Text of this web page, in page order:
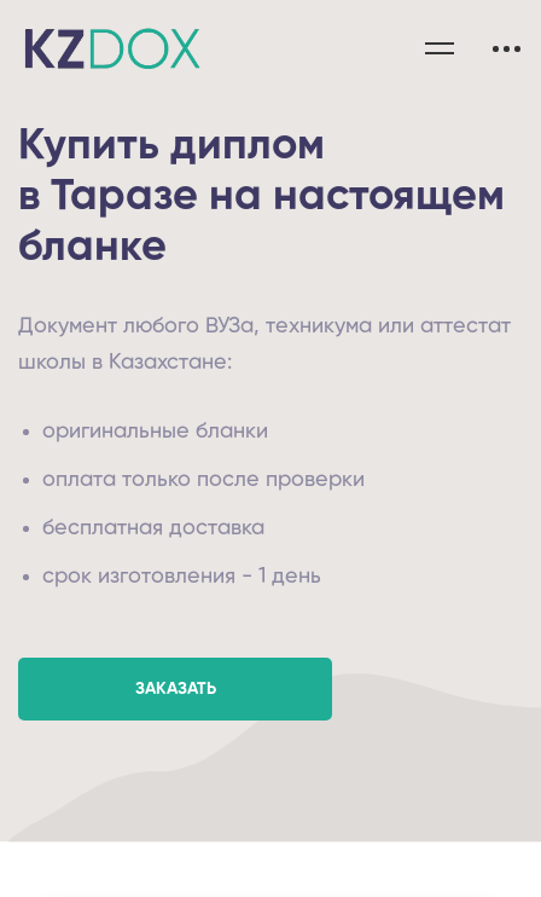
Купить диплом
в Таразе на настоящем
бланке
Документ любого ВУЗа, техникума или аттестат
школы в Казахстане:
оригинальные бланки
оплата только после проверки
бесплатная доставка
срок изготовления - 1 день
ЗАКАЗАТЬ